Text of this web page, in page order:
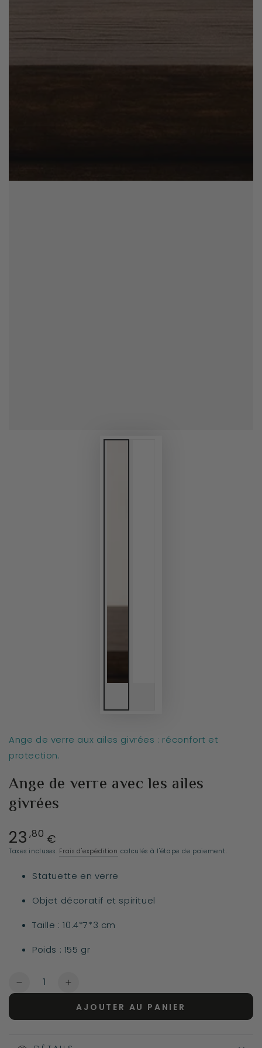
Ange de verre aux ailes givrées : réconfort et
protection.
Ange de verre avec les ailes
givrées
Prix
normal
23 ,80 €
Taxes incluses. Frais d'expédition calculés à l'étape de paiement.
Statuette en verre
Objet décoratif et spirituel
Taille : 10.4*7*3 cm
Poids : 155 gr
Quantité
Réduire
Augmenter
quantité
AJOUTER AU PANIER